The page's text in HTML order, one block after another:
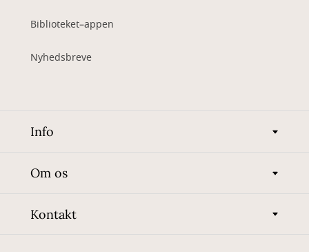
Biblioteket–appen
Nyhedsbreve
Info
Om os
Kontakt